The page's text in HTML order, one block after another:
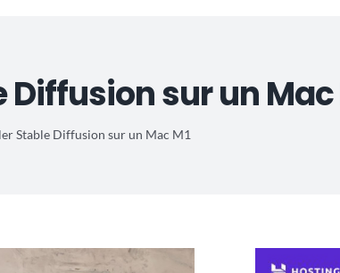
sur un Mac
Stable Diffusion sur un Mac M1